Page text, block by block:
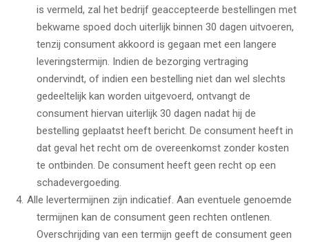
is vermeld, zal het bedrijf geaccepteerde bestellingen met
bekwame spoed doch uiterlijk binnen 30 dagen uitvoeren,
tenzij consument akkoord is gegaan met een langere
leveringstermijn. Indien de bezorging vertraging
ondervindt, of indien een bestelling niet dan wel slechts
gedeeltelijk kan worden uitgevoerd, ontvangt de
consument hiervan uiterlijk 30 dagen nadat hij de
bestelling geplaatst heeft bericht. De consument heeft in
dat geval het recht om de overeenkomst zonder kosten
te ontbinden. De consument heeft geen recht op een
schadevergoeding.
Alle levertermijnen zijn indicatief. Aan eventuele genoemde
termijnen kan de consument geen rechten ontlenen.
Overschrijding van een termijn geeft de consument geen